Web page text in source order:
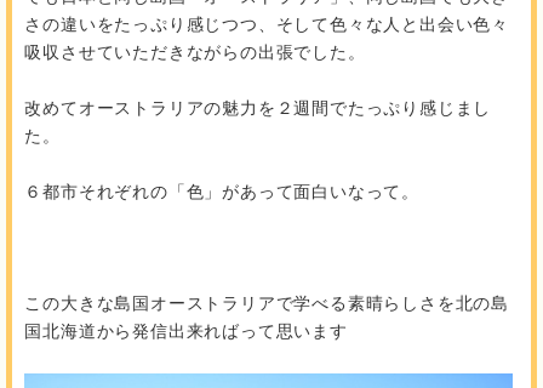
さの違いをたっぷり感じつつ、そして色々な人と出会い色々
吸収させていただきながらの出張でした。
改めてオーストラリアの魅力を２週間でたっぷり感じまし
た。
６都市それぞれの「色」があって面白いなって。
この大きな島国オーストラリアで学べる素晴らしさを北の島
国北海道から発信出来ればって思います